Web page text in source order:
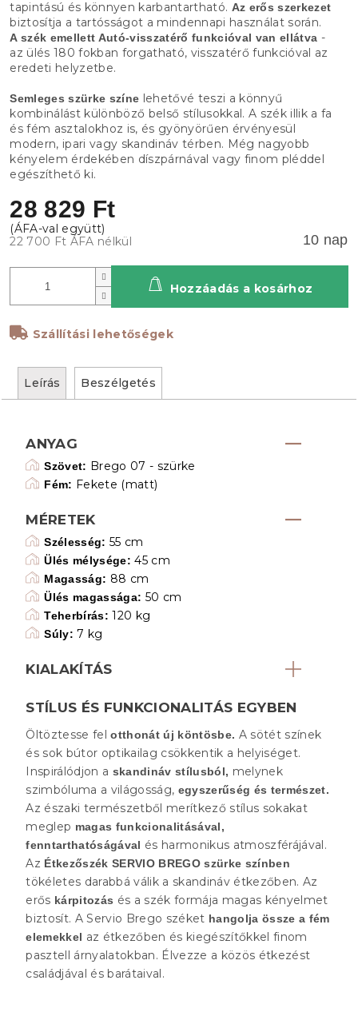
28 829 Ft
22 700 Ft ÁFA nélkül 10 nap
Szállítási lehetőségek
Hozzáadás a kosárhoz
tapintású és könnyen karbantartható. Az erős szerkezet
biztosítja a tartósságot a mindennapi használat során.
A szék emellett Autó-visszatérő funkcióval van ellátva -
az ülés 180 fokban forgatható, visszatérő funkcióval az
eredeti helyzetbe.
Semleges szürke színe lehetővé teszi a könnyű
kombinálást különböző belső stílusokkal. A szék illik a fa
és fém asztalokhoz is, és gyönyörűen érvényesül
modern, ipari vagy skandináv térben. Még nagyobb
kényelem érdekében díszpárnával vagy finom pléddel
egészíthető ki.
Leírás Beszélgetés
ANYAG
Szövet: Brego 07 - szürke
Fém: Fekete (matt)
MÉRETEK
Szélesség: 55 cm
Ülés mélysége: 45 cm
Magasság: 88 cm
Ülés magassága: 50 cm
Teherbírás: 120 kg
Súly: 7 kg
KIALAKÍTÁS
STÍLUS ÉS FUNKCIONALITÁS EGYBEN
Öltöztesse felotthonát új köntösbe. A sötét színek
és sok bútor optikailag csökkentik a helyiséget.
Inspirálódjon a skandináv stílusból, melynek
szimbóluma a világosság, egyszerűség és természet.
Az északi természetből merítkező stílus sokakat
meglep magas funkcionalitásával,
fenntarthatóságával és harmonikus atmoszférájával.
Az Étkezőszék SERVIO BREGO szürke színben
tökéletes darabbá válik a skandináv étkezőben. Az
erős kárpitozás és a szék formája magas kényelmet
biztosít. A Servio Brego széket hangolja össze a fém
elemekkel az étkezőben és kiegészítőkkel finom
pasztell árnyalatokban. Élvezze a közös étkezést
családjával és barátaival.